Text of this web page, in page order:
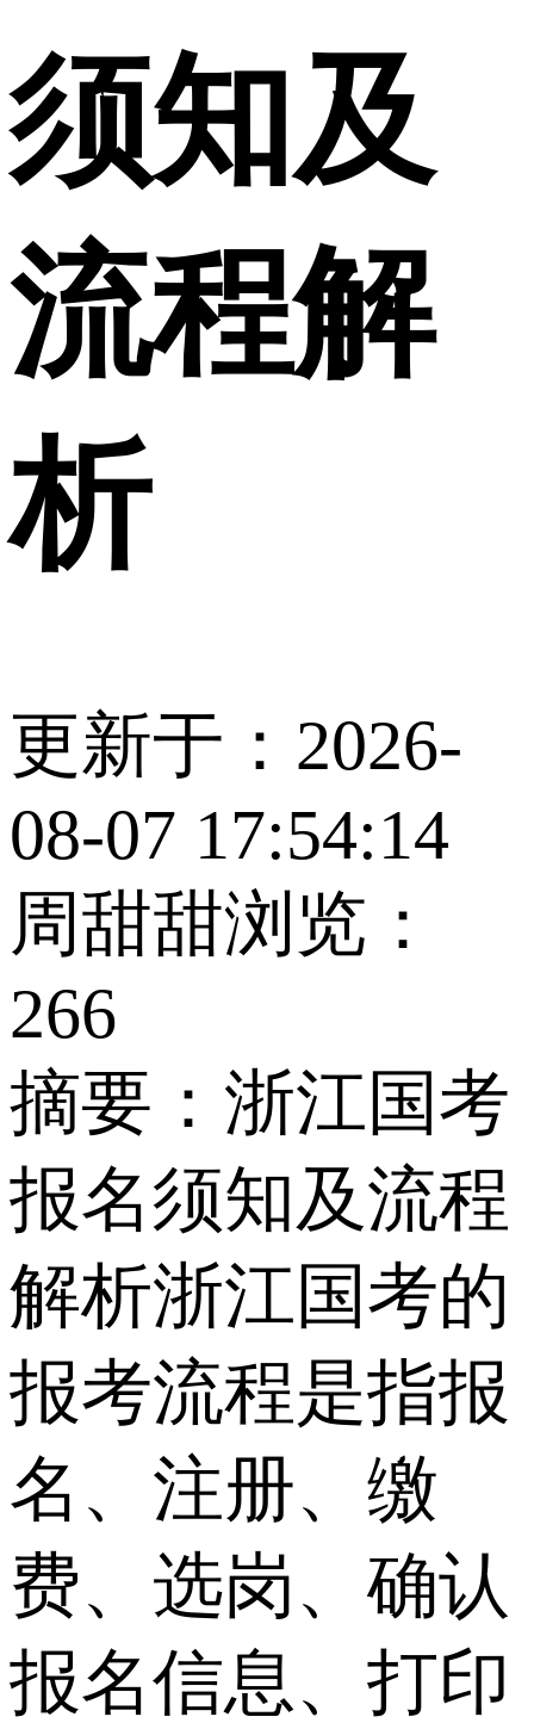
须知及
流程解
析
更新于：2026-
08-07 17:54:14
周甜甜浏览：
266
摘要： 浙江国考
报名须知及流程
解析浙江国考的
报考流程是指报
名、注册、缴
费、选岗、确认
报名信息、打印